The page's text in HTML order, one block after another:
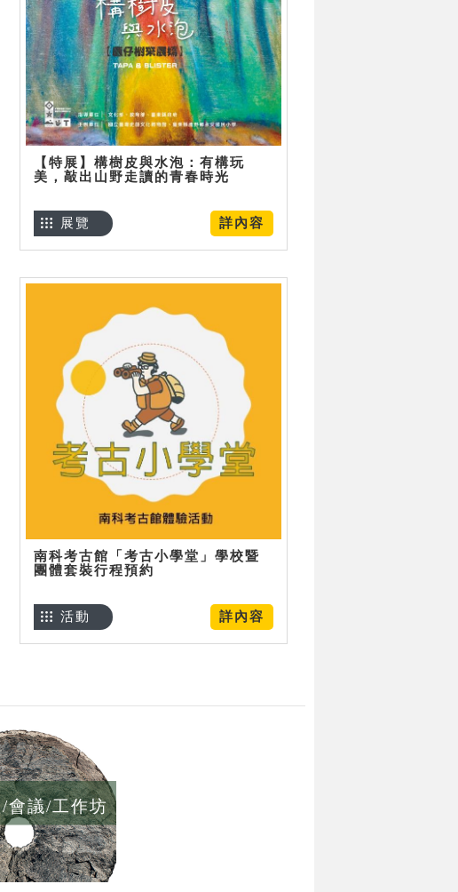
【特展】構樹皮與水泡：有構玩
美，敲出山野走讀的青春時光
詳內容
展覽
南科考古館「考古小學堂」學校暨
團體套裝行程預約
詳內容
活動
會議/工作坊